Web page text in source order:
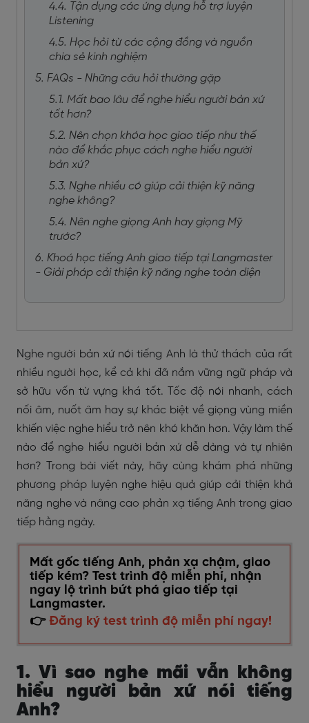
4.4. Tận dụng các ứng dụng hỗ trợ luyện
Listening
4.5. Học hỏi từ các cộng đồng và nguồn
chia sẻ kinh nghiệm
5. FAQs - Những câu hỏi thường gặp
5.1. Mất bao lâu để nghe hiểu người bản xứ
tốt hơn?
5.2. Nên chọn khóa học giao tiếp như thế
nào để khắc phục cách nghe hiểu người
bản xứ?
5.3. Nghe nhiều có giúp cải thiện kỹ năng
nghe không?
5.4. Nên nghe giọng Anh hay giọng Mỹ
trước?
6. Khoá học tiếng Anh giao tiếp tại Langmaster
- Giải pháp cải thiện kỹ năng nghe toàn diện
Nghe người bản xứ nói tiếng Anh là thử thách của rất
nhiều người học, kể cả khi đã nắm vững ngữ pháp và
sở hữu vốn từ vựng khá tốt. Tốc độ nói nhanh, cách
nối âm, nuốt âm hay sự khác biệt về giọng vùng miền
khiến việc nghe hiểu trở nên khó khăn hơn. Vậy làm thế
nào để nghe hiểu người bản xứ dễ dàng và tự nhiên
hơn? Trong bài viết này, hãy cùng khám phá những
phương pháp luyện nghe hiệu quả giúp cải thiện khả
năng nghe và nâng cao phản xạ tiếng Anh trong giao
tiếp hằng ngày.
Mất gốc tiếng Anh, phản xạ chậm, giao
tiếp kém? Test trình độ miễn phí, nhận
ngay lộ trình bứt phá giao tiếp tại
Langmaster.
👉 Đăng ký test trình độ miễn phí ngay!
1. Vì sao nghe mãi vẫn không
hiểu người bản xứ nói tiếng
Anh?